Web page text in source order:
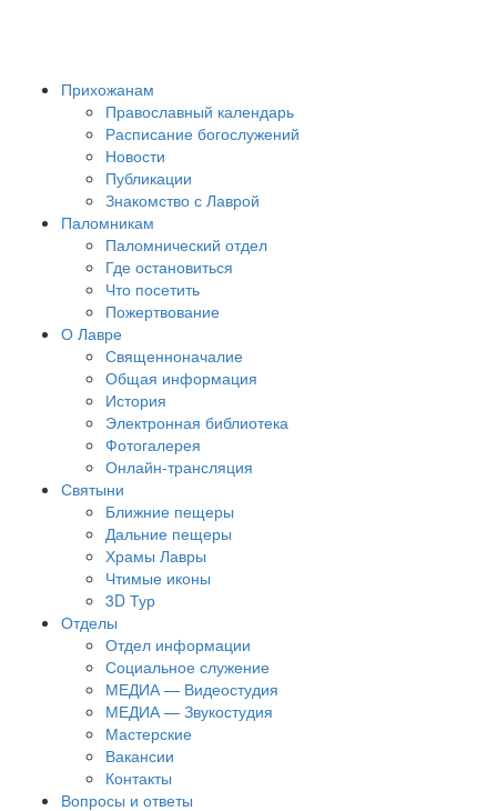
Прихожанам
Православный календарь
Расписание богослужений
Новости
Публикации
Знакомство с Лаврой
Паломникам
Паломнический отдел
Где остановиться
Что посетить
Пожертвование
О Лавре
Священноначалие
Общая информация
История
Электронная библиотека
Фотогалерея
Онлайн-трансляция
Святыни
Ближние пещеры
Дальние пещеры
Храмы Лавры
Чтимые иконы
3D Тур
Отделы
Отдел информации
Социальное служение
МЕДИА — Видеостудия
МЕДИА — Звукостудия
Мастерские
Вакансии
Контакты
Вопросы и ответы